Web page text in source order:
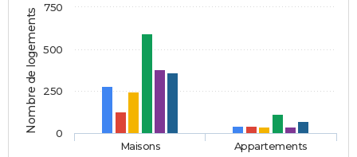
Nombre de logements
Maisons Appartements
0
250
500
750